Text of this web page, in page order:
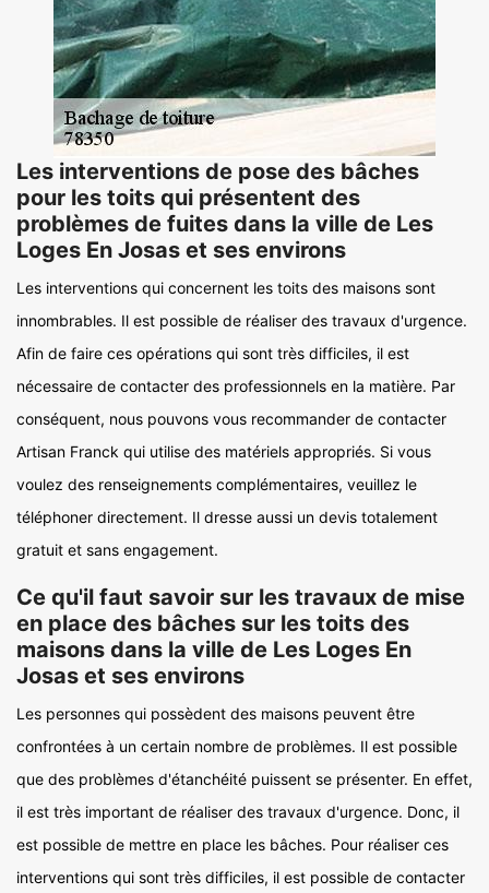
Les interventions de pose des bâches
pour les toits qui présentent des
problèmes de fuites dans la ville de Les
Loges En Josas et ses environs
Les interventions qui concernent les toits des maisons sont
innombrables. Il est possible de réaliser des travaux d'urgence.
Afin de faire ces opérations qui sont très difficiles, il est
nécessaire de contacter des professionnels en la matière. Par
conséquent, nous pouvons vous recommander de contacter
Artisan Franck qui utilise des matériels appropriés. Si vous
voulez des renseignements complémentaires, veuillez le
téléphoner directement. Il dresse aussi un devis totalement
gratuit et sans engagement.
Ce qu'il faut savoir sur les travaux de mise
en place des bâches sur les toits des
maisons dans la ville de Les Loges En
Josas et ses environs
Les personnes qui possèdent des maisons peuvent être
confrontées à un certain nombre de problèmes. Il est possible
que des problèmes d'étanchéité puissent se présenter. En effet,
il est très important de réaliser des travaux d'urgence. Donc, il
est possible de mettre en place les bâches. Pour réaliser ces
interventions qui sont très difficiles, il est possible de contacter